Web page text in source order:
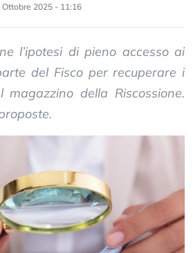
Ottobre 2025 - 11:16
l’ipotesi di pieno accesso ai
del Fisco per recuperare i
della Riscossione.